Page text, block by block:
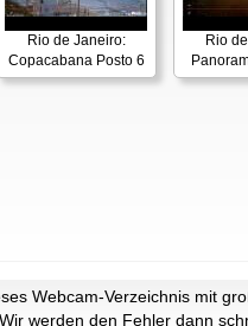
Rio de Janeiro:
Copacabana Posto 6
Rio
Webcam-Verzeichnis mit
werden den Fehler dann